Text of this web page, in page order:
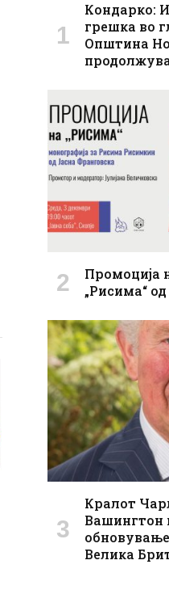
Кондарко:
грешка во
Општина
Промоција
„Рисима“
Кралот
Вашингтон
Велика